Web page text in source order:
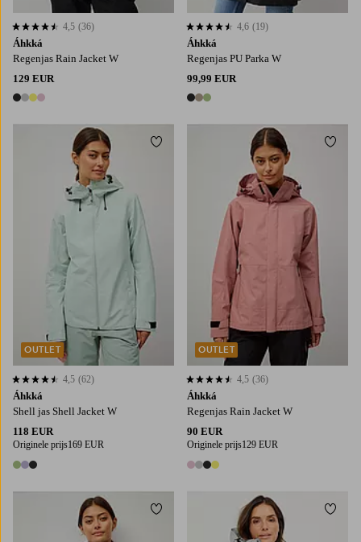
Áhkká
Regenjas Rain Jacket W
129 EUR
4 kleuren
4,5 op basis van 36 beoordelingen
4,5 (36)
Áhkká
Regenjas PU Parka W
99,99 EUR
3 kleuren
4,6 op basis van 19 beoordelingen
4,6 (19)
Áhkká
Shell jas Shell Jacket W
118 EUR
Originele prijs169 EUR
3 kleuren
4,5 op basis van 62 beoordelingen
4,5 (62)
OUTLET
Toevoegen aan favorieten
Áhkká
Regenjas Rain Jacket W
90 EUR
Originele prijs129 EUR
4 kleuren
4,5 op basis van 36 beoordelingen
4,5 (36)
OUTLET
Toevoegen aan favorieten